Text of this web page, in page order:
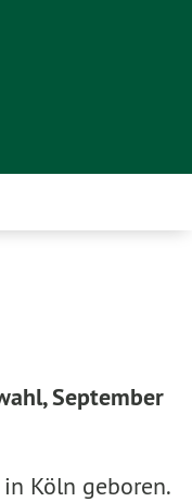
September
Köln geboren.